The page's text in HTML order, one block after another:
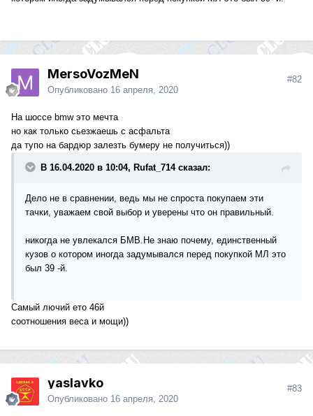
MersoVozMeN
Опубликовано 16 апреля, 2020
#82
На шоссе bmw это мечта
но как только сьезжаешь с асфальта
да тупо на бардюр залезть бумеру не получиться))
В 16.04.2020 в 10:04, Rufat_714 сказал:
Дело не в сравнении, ведь мы не спроста покупаем эти
тачки, уважаем свой выбор и уверены что он правильный.
никогда не увлекался БМВ.Не знаю почему, единственный
кузов о котором иногда задумывался перед покупкой МЛ это
был 39 -й.
Самый лючий ето 46й
соотношения веса и мощи))
yaslavko
Опубликовано 16 апреля, 2020
#83